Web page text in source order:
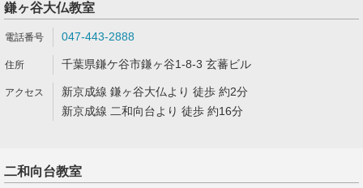
鎌ヶ谷大仏教室
047-443-2888
千葉県鎌ケ谷市鎌ヶ谷1-8-3 玄蕃ビル
新京成線 鎌ヶ谷大仏より 徒歩 約2分
新京成線 二和向台より 徒歩 約16分
二和向台教室